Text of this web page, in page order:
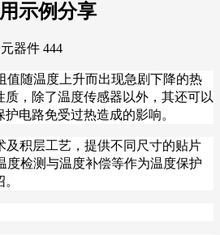
示例分享
器件 444
值随温度上升而出现急剧下降的热
，除了温度传感器以外，其还可以
电路免受过热造成的影响。
及积层工艺，提供不同尺寸的贴片
度检测与温度补偿等作为温度保护